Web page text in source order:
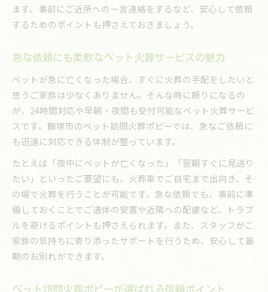
ます。事前にご近所への一言連絡をするなど、安心して依頼
するためのポイントも押さえておきましょう。
急な依頼にも柔軟なペット火葬サービスの魅力
ペットが急に亡くなった場合、すぐに火葬の手配をしたいと
思うご家族は少なくありません。そんな時に頼りになるの
が、24時間対応や早朝・夜間も受付可能なペット火葬サービ
スです。飯塚市のペット訪問火葬ポピーでは、急なご依頼に
も迅速に対応できる体制が整っています。
たとえば「夜中にペットが亡くなった」「翌朝すぐに見送り
たい」といったご要望にも、火葬車でご自宅まで出向き、そ
の場で火葬を行うことが可能です。急な依頼でも、事前に準
備しておくことでご遺体の安置や近隣への配慮など、トラブ
ルを避けるポイントも押さえられます。また、スタッフがご
家族の気持ちに寄り添ったサポートを行うため、安心して最
期のお別れができます。
ペット訪問火葬ポピーが選ばれる信頼ポイント